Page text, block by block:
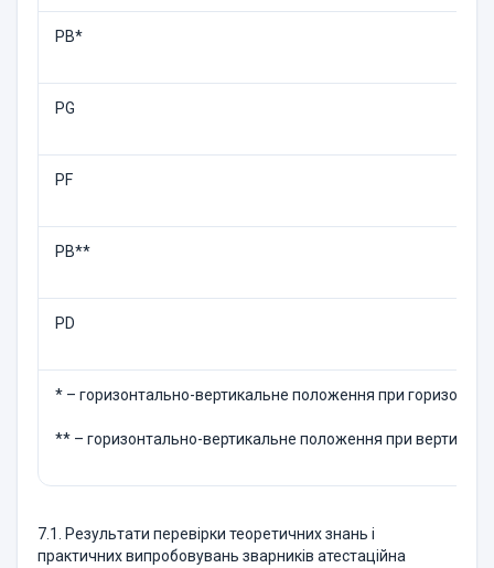
PB*
PG
PF
PB**
PD
* – горизонтально-вертикальне положення при
** – горизонтально-вертикальне положення при
7.1. Результати перевiрки теоретичних знань i
практичних випробовувань зварникiв атестацiйна